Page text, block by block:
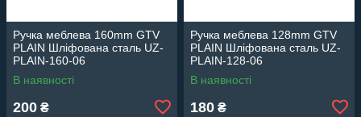
Ручка меблева 160mm GTV
PLAIN Шліфована сталь UZ-
PLAIN-160-06
В наявності
200 ₴
Ручка меблева 128mm GTV
PLAIN Шліфована сталь UZ-
PLAIN-128-06
В наявності
180 ₴